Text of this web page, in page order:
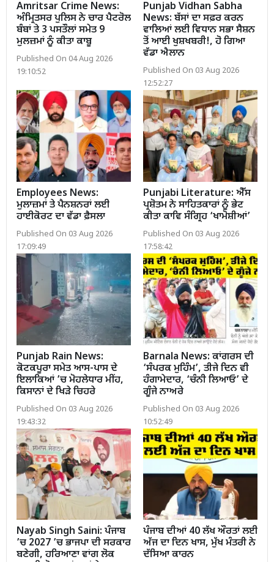
Amritsar Crime News:
ਅੰਮ੍ਰਿਤਸਰ ਪੁਲਿਸ ਨੇ ਚਾਰ ਪੈਟਰੋਲ
ਬੰਬਾਂ ਤੇ 3 ਪਸਤੌਲਾਂ ਸਮੇਤ 9
ਮੁਲਜ਼ਮਾਂ ਨੂੰ ਕੀਤਾ ਕਾਬੂ
Published On 04 Aug 2026
19:10:52
Punjab Vidhan Sabha
News: ਬੱਸਾਂ ਦਾ ਸਫ਼ਰ ਕਰਨ
ਵਾਲਿਆਂ ਲਈ ਵਿਧਾਨ ਸਭਾ ਸੈਸ਼ਨ
ਤੋਂ ਆਈ ਖੁਸ਼ਖਬਰੀ!, ਹੋ ਗਿਆ
ਵੱਡਾ ਐਲਾਨ
Published On 03 Aug 2026
12:52:27
Employees News:
ਮੁਲਾਜ਼ਮਾਂ ਤੇ ਪੈਨਸ਼ਨਰਾਂ ਲਈ
ਹਾਈਕੋਰਟ ਦਾ ਵੱਡਾ ਫ਼ੈਸਲਾ
Published On 03 Aug 2026
17:09:49
Punjabi Literature: ਐੱਸ
ਪ੍ਰਸ਼ੋਤਮ ਨੇ ਸਾਹਿਤਕਾਰਾਂ ਨੂੰ ਭੇਟ
ਕੀਤਾ ਕਾਵਿ ਸੰਗ੍ਰਿਹ ‘ਖਾਮੋਸ਼ੀਆਂ’
Published On 03 Aug 2026
17:58:42
Punjab Rain News:
ਕੋਟਕਪੂਰਾ ਸਮੇਤ ਆਸ-ਪਾਸ ਦੇ
ਇਲਾਕਿਆਂ ’ਚ ਮੋਹਲੇਧਾਰ ਮੀਂਹ,
ਕਿਸਾਨਾਂ ਦੇ ਖਿੜੇ ਚਿਹਰੇ
Published On 03 Aug 2026
19:43:32
Barnala News: ਕਾਂਗਰਸ ਦੀ
‘ਸੰਪਰਕ ਮੁਹਿੰਮ’, ਤੀਜੇ ਦਿਨ ਵੀ
ਹੰਗਾਮੇਦਾਰ, ‘ਚੰਨੀ ਲਿਆਓ’ ਦੇ
ਗੂੰਜੇ ਨਾਅਰੇ
Published On 03 Aug 2026
10:52:49
Nayab Singh Saini: ਪੰਜਾਬ
’ਚ 2027 ’ਚ ਭਾਜਪਾ ਦੀ ਸਰਕਾਰ
ਬਣੇਗੀ, ਹਰਿਆਣਾ ਵਾਂਗ ਲੋਕ
ਪੰਜਾਬ ਦੀਆਂ 40 ਲੱਖ ਔਰਤਾਂ ਲਈ
ਅੱਜ ਦਾ ਦਿਨ ਖਾਸ, ਮੁੱਖ ਮੰਤਰੀ ਨੇ
ਦੱਸਿਆ ਕਾਰਨ